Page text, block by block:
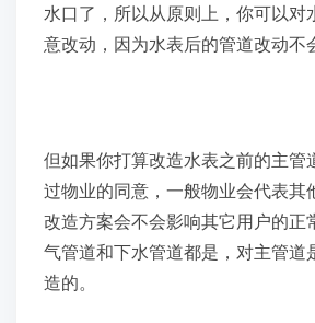
水口了，所以从原则上，你可以对
意改动，因为水表后的管道改动不
但如果你打算改造水表之前的主管
过物业的同意，一般物业会代表其
改造方案会不会影响其它用户的正
气管道和下水管道都是，对主管道
造的。